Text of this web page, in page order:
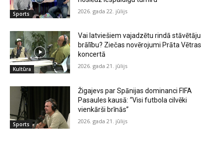
Sports 2026. gada 22. jūlijs
Kultūra
Vai latviešiem vajadzētu rindā stāvētāju
brālību? Ziečas novērojumi Prāta Vētras
koncertā
2026. gada 21. jūlijs
Sports
Žigajevs par Spānijas dominanci FIFA
Pasaules kausā: “Visi futbola cilvēki
vienkārši brīnās”
2026. gada 21. jūlijs